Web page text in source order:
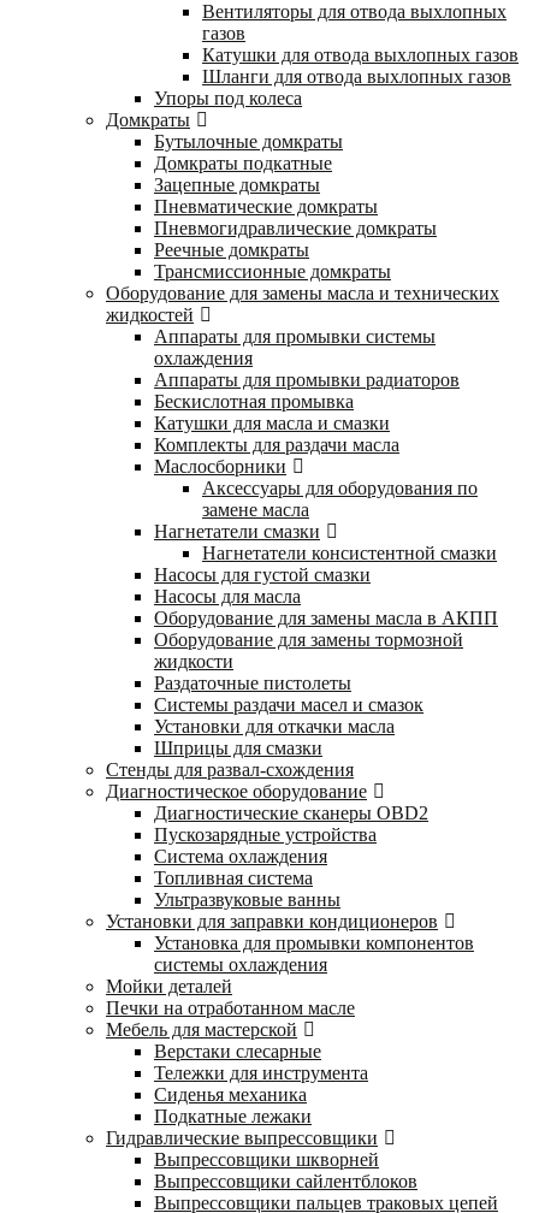
Вентиляторы для отвода выхлопных
газов
Катушки для отвода выхлопных газов
Шланги для отвода выхлопных газов
Упоры под колеса
Домкраты
Бутылочные домкраты
Домкраты подкатные
Зацепные домкраты
Пневматические домкраты
Пневмогидравлические домкраты
Реечные домкраты
Трансмиссионные домкраты
Оборудование для замены масла и технических
жидкостей
Аппараты для промывки системы
охлаждения
Аппараты для промывки радиаторов
Бескислотная промывка
Катушки для масла и смазки
Комплекты для раздачи масла
Маслосборники
Аксессуары для оборудования по
замене масла
Нагнетатели смазки
Нагнетатели консистентной смазки
Насосы для густой смазки
Насосы для масла
Оборудование для замены масла в АКПП
Оборудование для замены тормозной
жидкости
Раздаточные пистолеты
Системы раздачи масел и смазок
Установки для откачки масла
Шприцы для смазки
Стенды для развал-схождения
Диагностическое оборудование
Диагностические сканеры OBD2
Пускозарядные устройства
Система охлаждения
Топливная система
Ультразвуковые ванны
Установки для заправки кондиционеров
Установка для промывки компонентов
системы охлаждения
Мойки деталей
Печки на отработанном масле
Мебель для мастерской
Верстаки слесарные
Тележки для инструмента
Сиденья механика
Подкатные лежаки
Гидравлические выпрессовщики
Выпрессовщики шкворней
Выпрессовщики сайлентблоков
Выпрессовщики пальцев траковых цепей